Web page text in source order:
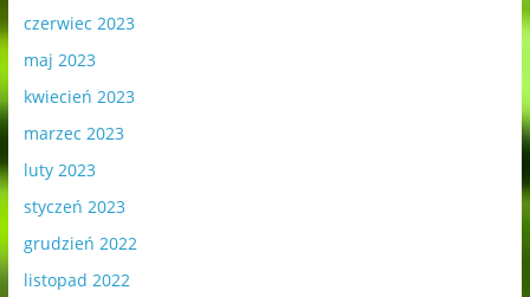
czerwiec 2023
maj 2023
kwiecień 2023
marzec 2023
luty 2023
styczeń 2023
grudzień 2022
listopad 2022